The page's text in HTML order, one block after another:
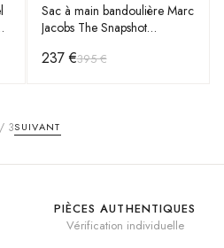
Sac à main bandoulière Marc
Jacobs The Snapshot
237 €395 €
/ 3SUIVANT
PIÈCES AUTHENTIQUES
Vérification individuelle